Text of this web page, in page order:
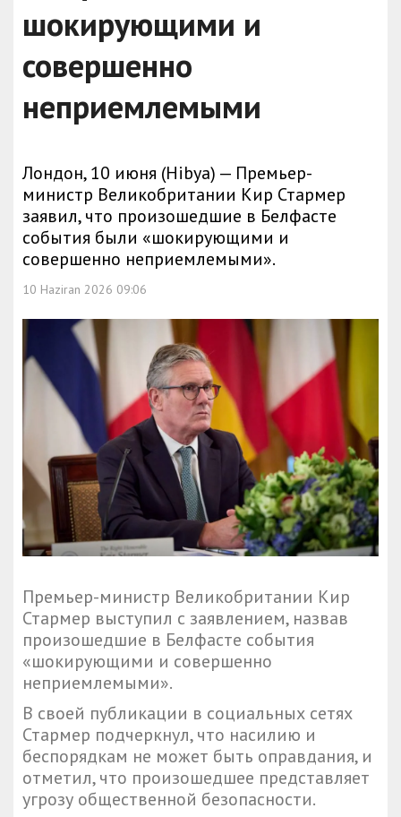
шокирующими и
совершенно
неприемлемыми
Лондон, 10 июня (Hibya) — Премьер-
министр Великобритании Кир Стармер
заявил, что произошедшие в Белфасте
события были «шокирующими и
совершенно неприемлемыми».
10 Haziran 2026 09:06
Премьер-министр Великобритании Кир
Стармер выступил с заявлением, назвав
произошедшие в Белфасте события
«шокирующими и совершенно
неприемлемыми».
В своей публикации в социальных сетях
Стармер подчеркнул, что насилию и
беспорядкам не может быть оправдания, и
отметил, что произошедшее представляет
угрозу общественной безопасности.